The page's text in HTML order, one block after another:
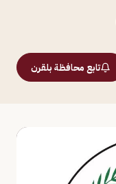
تابع محافظة بلقرن